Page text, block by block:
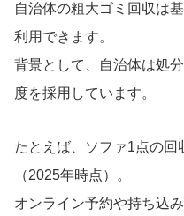
自治体の粗大ゴミ回収は
利用できます。
背景として、自治体は処
度を採用しています。
たとえば、ソファ1点の
（2025年時点）。
オンライン予約や持ち込